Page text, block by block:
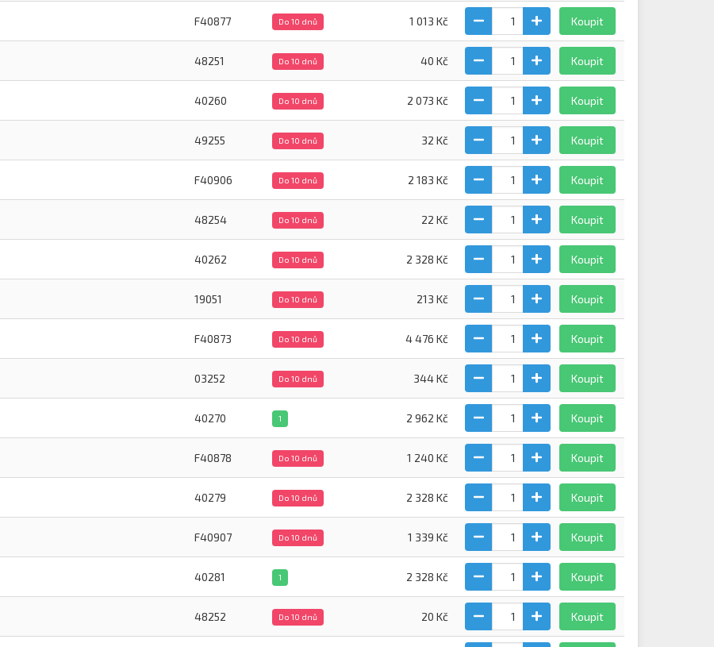
F40877 Do 10 dnů 1 013 Kč Koupit
48251 Do 10 dnů 40 Kč Koupit
40260 Do 10 dnů 2 073 Kč Koupit
49255 Do 10 dnů 32 Kč Koupit
F40906 Do 10 dnů 2 183 Kč Koupit
48254 Do 10 dnů 22 Kč Koupit
40262 Do 10 dnů 2 328 Kč Koupit
19051 Do 10 dnů 213 Kč Koupit
F40873 Do 10 dnů 4 476 Kč Koupit
03252 Do 10 dnů 344 Kč Koupit
40270 1 2 962 Kč Koupit
F40878 Do 10 dnů 1 240 Kč Koupit
40279 Do 10 dnů 2 328 Kč Koupit
F40907 Do 10 dnů 1 339 Kč Koupit
40281 1 2 328 Kč Koupit
48252 Do 10 dnů 20 Kč Koupit